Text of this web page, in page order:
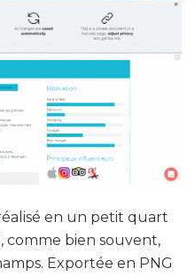
en un petit quart
comme bien souvent,
Exportée en PNG